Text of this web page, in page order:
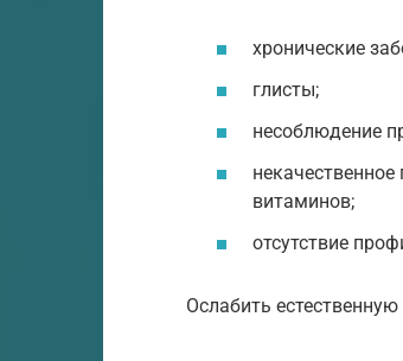
хронические
глисты;
несоблюдение
витаминов;
отсутствие
Ослабить